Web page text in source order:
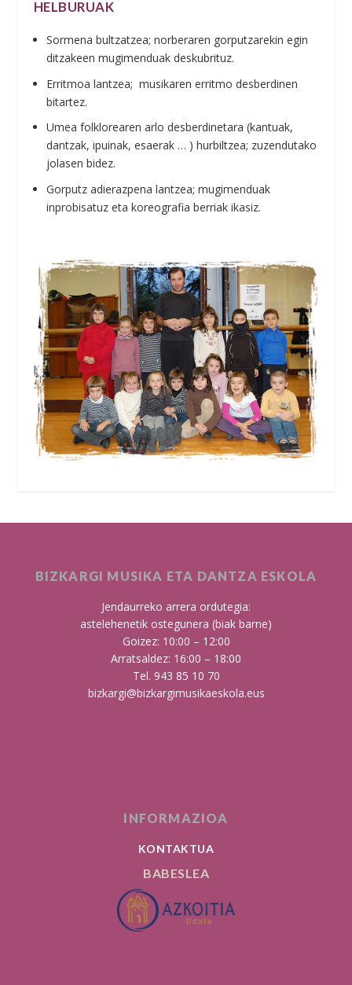
HELBURUAK
Sormena bultzatzea; norberaren gorputzarekin egin
ditzakeen mugimenduak deskubrituz.
Erritmoa lantzea; musikaren erritmo desberdinen
bitartez.
Umea folklorearen arlo desberdinetara (kantuak,
dantzak, ipuinak, esaerak … ) hurbiltzea; zuzendutako
jolasen bidez.
Gorputz adierazpena lantzea; mugimenduak
inprobisatuz eta koreografia berriak ikasiz.
BIZKARGI MUSIKA ETA DANTZA ESKOLA
Jendaurreko arrera ordutegia:
astelehenetik ostegunera (biak barne)
Goizez: 10:00 – 12:00
Arratsaldez: 16:00 – 18:00
Tel. 943 85 10 70
bizkargi@bizkargimusikaeskola.eus
INFORMAZIOA
KONTAKTUA
BABESLEA